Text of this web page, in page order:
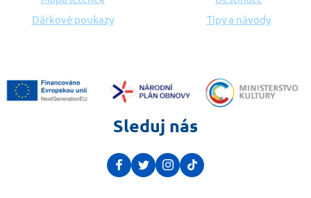
Dárkové poukazy
Tipy a návody
Sleduj nás